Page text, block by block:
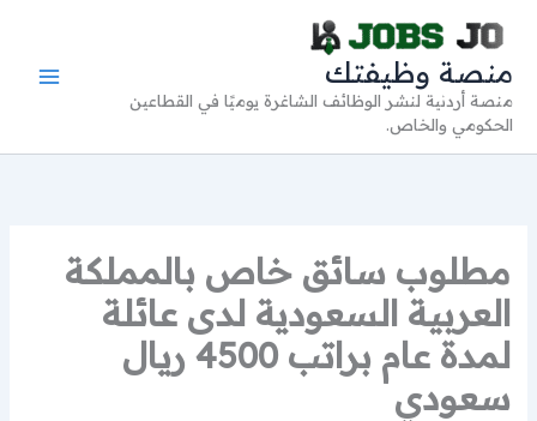
المحتوى
منصة وظيفتك
منصة أردنية لنشر الوظائف الشاغرة يوميًا في القطاعين
الحكومي والخاص.
مطلوب سائق خاص بالمملكة
العربية السعودية لدى عائلة
لمدة عام براتب 4500 ريال
سعودي